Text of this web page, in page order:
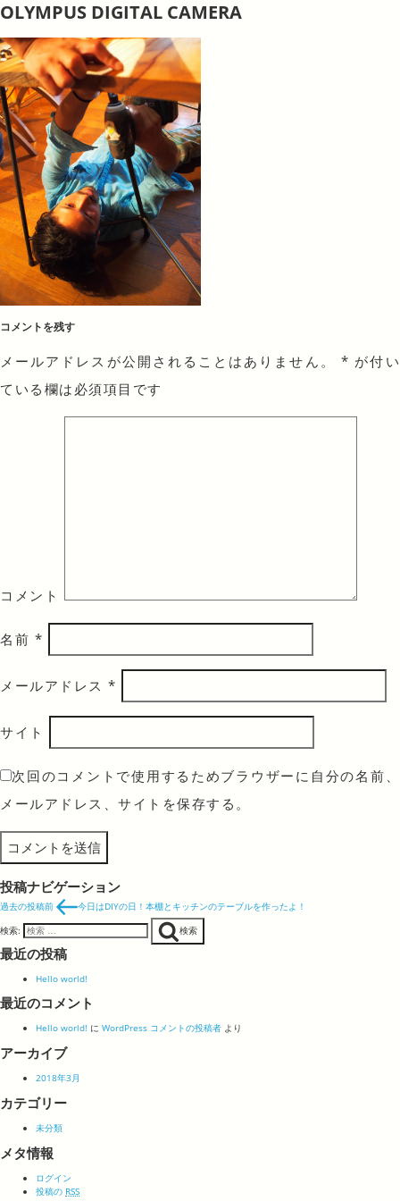
OLYMPUS DIGITAL CAMERA
コメントを残す
メールアドレスが公開されることはありません。 * が付い
ている欄は必須項目です
コメント
名前 *
メールアドレス *
サイト
次回のコメントで使用するためブラウザーに自分の名前、
メールアドレス、サイトを保存する。
投稿ナビゲーション
過去の投稿前
今日はDIYの日！本棚とキッチンのテーブルを作ったよ！
検索:
検索
最近の投稿
Hello world!
最近のコメント
Hello world! に WordPress コメントの投稿者 より
アーカイブ
2018年3月
カテゴリー
未分類
メタ情報
ログイン
投稿の RSS